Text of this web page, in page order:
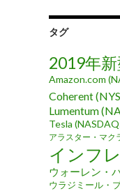
タグ
2019年
Amazon.com
Coherent
Lumentum
Tesla
アラスター・マク
インフ
ウォーレン・
ウラジミール・